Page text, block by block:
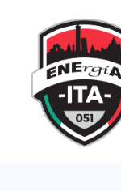
contenuto